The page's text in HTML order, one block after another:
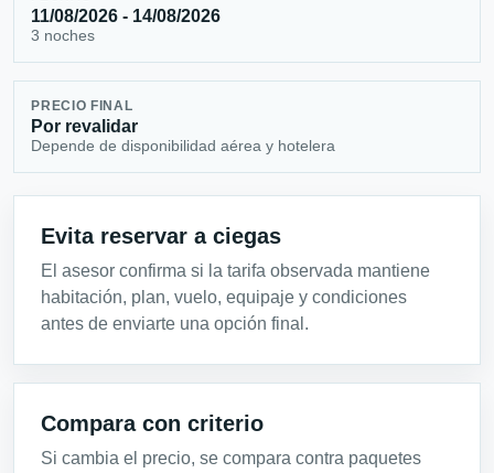
11/08/2026 - 14/08/2026
3 noches
PRECIO FINAL
Por revalidar
Depende de disponibilidad aérea y hotelera
Evita reservar a ciegas
El asesor confirma si la tarifa observada mantiene
habitación, plan, vuelo, equipaje y condiciones
antes de enviarte una opción final.
Compara con criterio
Si cambia el precio, se compara contra paquetes